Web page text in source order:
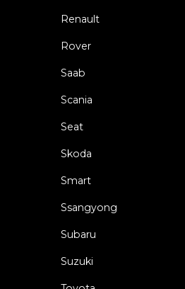
Renault
Rover
Saab
Scania
Seat
Skoda
Smart
Ssangyong
Subaru
Suzuki